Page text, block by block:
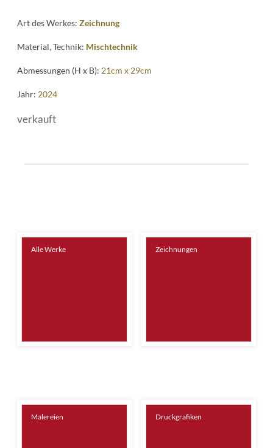
Art des Werkes:Zeichnung
Material, Technik: Mischtechnik
Abmessungen (H x B): 21cm x 29cm
Jahr: 2024
verkauft
Alle Werke Zeichnungen
Malereien Druckgrafiken